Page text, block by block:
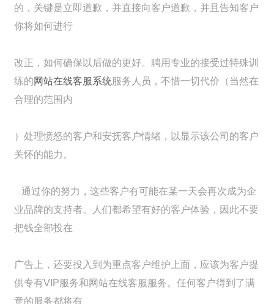
的，关键是立即道歉，并直接向客户道歉，并且告知客户
你将如何进行
改正，如何确保以后做的更好。聘用专业的接受过特殊训
练的网站在线客服系统服务人员，不惜一切代价（当然在
合理的范围内
）处理愤怒的客户和安抚客户情绪，以显示该公司的客户
关怀的能力。
通过你的努力，这些客户有可能在某一天会再次成为企
业品牌的支持者。人们都希望有好的客户体验，因此不要
把钱全部投在
广告上，还要投入到为重点客户维护上面，应该为客户提
供专有VIP服务和网站在线客服服务。任何客户得到了满
意的服务都将有